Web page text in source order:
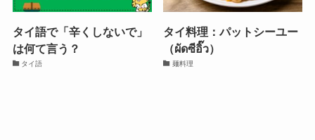
タイ語で「辛くしないで」
は何て言う？
タイ語
タイ料理：パットシーユー
（ผัดซีอิ๊ว）
麺料理